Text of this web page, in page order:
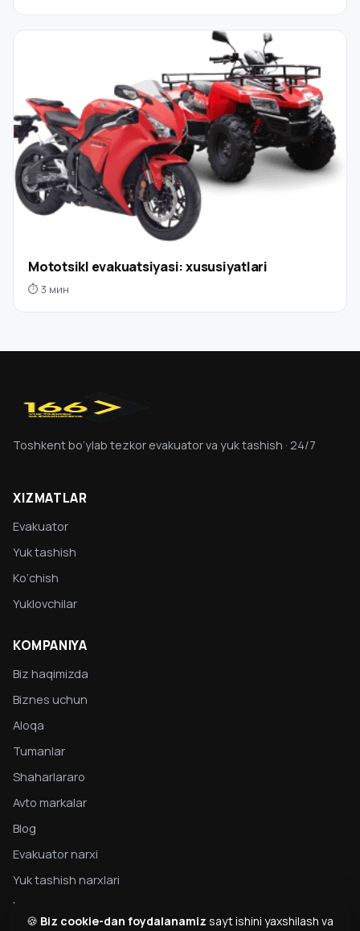
Mototsikl evakuatsiyasi: xususiyatlari
⏱ 3 мин
Toshkent bo‘ylab tezkor evakuator va yuk tashish · 24/7
XIZMATLAR
Evakuator
Yuk tashish
Ko‘chish
Yuklovchilar
KOMPANIYA
Biz haqimizda
Biznes uchun
Aloqa
Tumanlar
Shaharlararo
Avto markalar
Blog
Evakuator narxi
Yuk tashish narxlari
Maxfiylik
🍪 Biz cookie-dan foydalanamiz sayt ishini yaxshilash va